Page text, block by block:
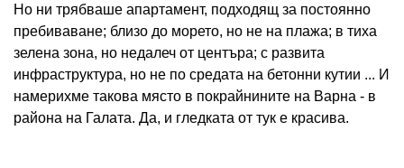
Но ни трябваше апартамент, подходящ за постоянно
пребиваване; близо до морето, но не на плажа; в тиха
зелена зона, но недалеч от центъра; с развита
инфраструктура, но не по средата на бетонни кутии ... И
намерихме такова място в покрайнините на Варна - в
района на Галата. Да, и гледката от тук е красива.